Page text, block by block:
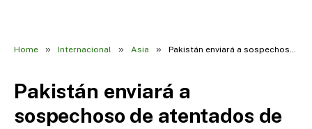
Home » Internacional » Asia » Pakistán enviará a sospechoso de atentados de Bali a Indonesia
Pakistán enviará a
sospechoso de atentados de